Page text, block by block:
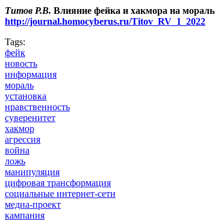
Титов Р.В. Влияние фейка и хакмора на
http://journal.homocyberus.ru/Titov_RV_1_2022
Tags:
фейк
новость
информация
мораль
установка
нравственность
суверенитет
хакмор
агрессия
война
ложь
манипуляция
цифровая трансформация
социальные интернет-сети
медиа-проект
кампания